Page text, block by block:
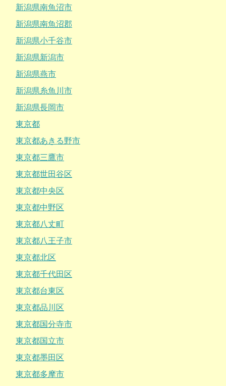
新潟県南魚沼市
新潟県南魚沼郡
新潟県小千谷市
新潟県新潟市
新潟県燕市
新潟県糸魚川市
新潟県長岡市
東京都
東京都あきる野市
東京都三鷹市
東京都世田谷区
東京都中央区
東京都中野区
東京都八丈町
東京都八王子市
東京都北区
東京都千代田区
東京都台東区
東京都品川区
東京都国分寺市
東京都国立市
東京都墨田区
東京都多摩市